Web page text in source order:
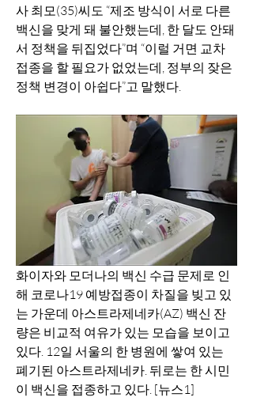
사 최모(35)씨도 “제조 방식이 서로 다른
백신을 맞게 돼 불안했는데, 한 달도 안돼
서 정책을 뒤집었다”며 “이럴 거면 교차
접종을 할 필요가 없었는데, 정부의 잦은
정책 변경이 아쉽다”고 말했다.
화이자와 모더나의 백신 수급 문제로 인
해 코로나19 예방접종이 차질을 빚고 있
는 가운데 아스트라제네카(AZ) 백신 잔
량은 비교적 여유가 있는 모습을 보이고
있다. 12일 서울의 한 병원에 쌓여 있는
폐기된 아스트라제네카. 뒤로는 한 시민
이 백신을 접종하고 있다. [뉴스1]